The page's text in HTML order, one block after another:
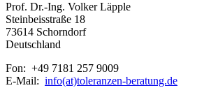
Prof. Dr.-Ing. Volker Läpple
Steinbeisstraße 18
73614 Schorndorf
Deutschland
Fon: +49 7181 257 9009
E-Mail: info(at)toleranzen-beratung.de